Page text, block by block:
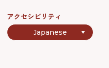
アクセシビリティ